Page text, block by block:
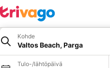
Kohde
Valtos Beach, Parga
Tulo-/lähtöpäivä